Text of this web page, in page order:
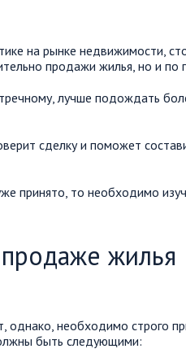
на рынке недвижимости,
продажи жилья, но и по
лучше подождать
сделку и поможет
принято, то необходимо
жилья
однако, необходимо строго
быть следующими: